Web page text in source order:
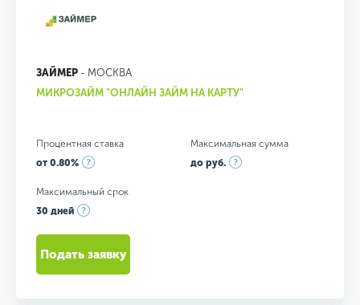
ЗАЙМЕР - МОСКВА
МИКРОЗАЙМ "ОНЛАЙН ЗАЙМ НА КАРТУ"
Процентная ставка
от 0.80%
Максимальная сумма
до руб.
Максимальный срок
30 дней
Подать заявку